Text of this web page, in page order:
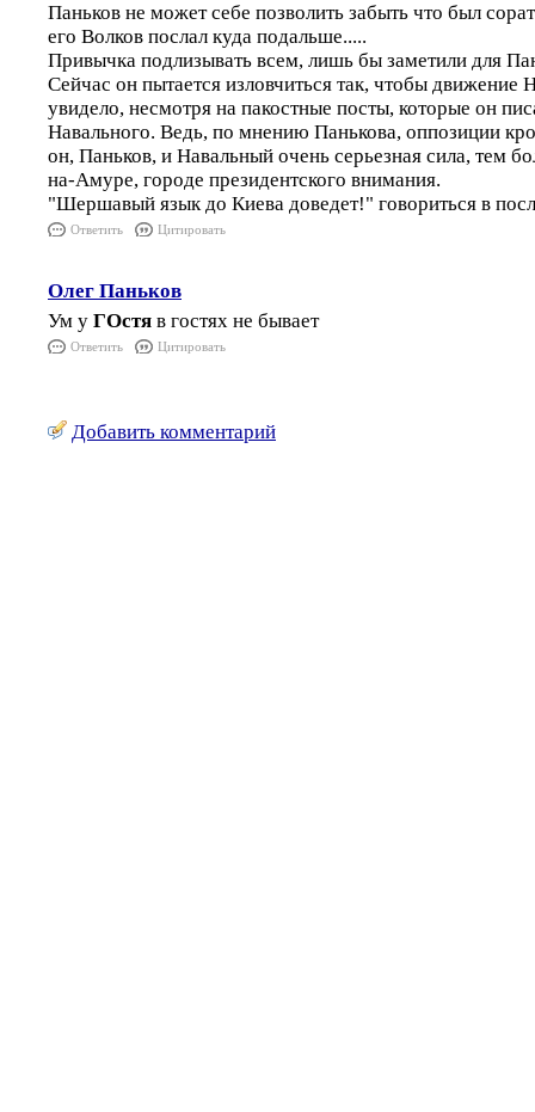
Паньков не может себе позволить забыть что был
его Волков послал куда подальше.....
Привычка подлизывать всем, лишь бы заметили для
Сейчас он пытается изловчиться так, чтобы движение
увидело, несмотря на пакостные посты, которые он
Навального. Ведь, по мнению Панькова, оппозиции
он, Паньков, и Навальный очень серьезная сила, тем
на-Амуре, городе президентского внимания.
"Шершавый язык до Киева доведет!" говориться в
Ответить Цитировать
Олег Паньков
Ум у ГОстя в гостях не бывает
Ответить Цитировать
Добавить комментарий